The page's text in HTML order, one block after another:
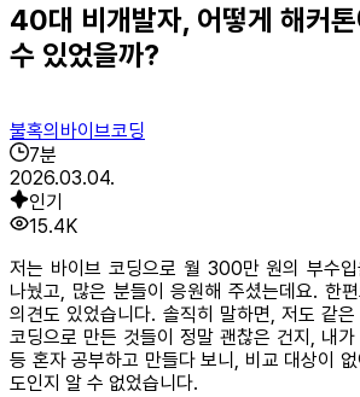
40대 비개발자, 어떻게 해커
수 있었을까?
불혹의바이브코딩
7분
2026.03.04.
인기
15.4K
저는 바이브 코딩으로 월 300만 원의 부수
나눴고, 많은 분들이 응원해 주셨는데요. 한
의견도 있었습니다. 솔직히 말하면, 저도 같
코딩으로 만든 것들이 정말 괜찮은 건지, 내
등 혼자 공부하고 만들다 보니, 비교 대상이
도인지 알 수 없었습니다.